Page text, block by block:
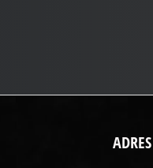
ADRES